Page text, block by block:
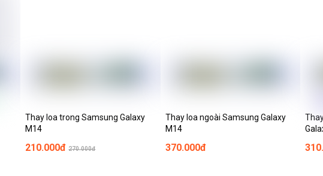
Thay loa trong Samsung Galaxy
M14
210.000đ 270.000đ
Thay loa ngoài Samsung Galaxy
M14
370.000đ